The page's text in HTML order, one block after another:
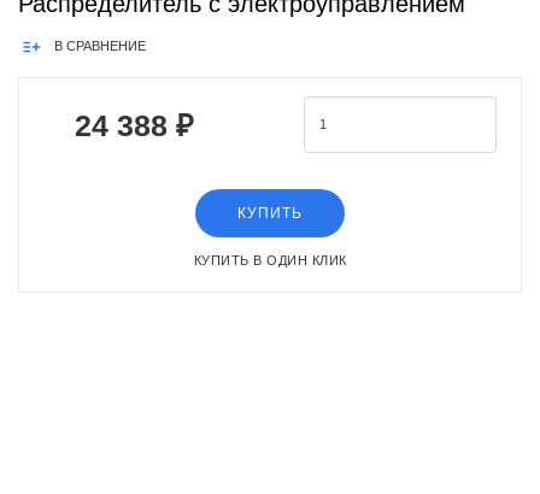
В СРАВНЕНИЕ
24 388 ₽
КУПИТЬ
КУПИТЬ В ОДИН КЛИК